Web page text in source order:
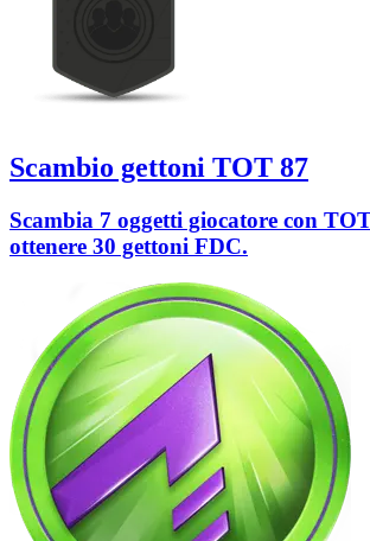
Scambio gettoni TOT 87
Scambia 7 oggetti giocatore con
ottenere 30 gettoni FDC.